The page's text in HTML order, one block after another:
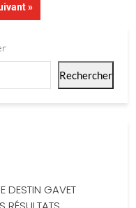
»
Rechercher
DESTIN GAVET